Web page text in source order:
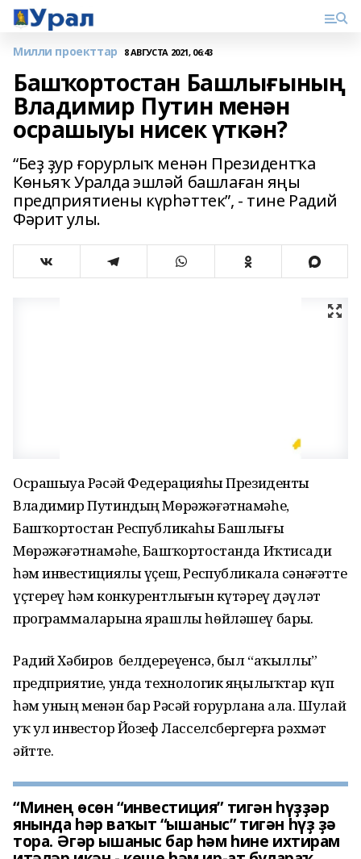
Милли проекттар 8 АВГУСТА 2021, 06:43
Башҡортостан Башлығының
Владимир Путин менән
осрашыуы нисек үткән?
“Беҙ ҙур ғорурлыҡ менән Президентҡа
Көньяҡ Уралда эшләй башлаған яңы
предприятиены күрһәттек”, - тине Радий
Фәрит улы.
Осрашыуҙа Рәсәй Федерацияһы Президенты
Владимир Путиндың Мѳрәжәғәтнамәһе,
Башҡортостан Республикаһы Башлығы
Мѳрәжәғәтнамәһе, Башҡортостанда Иҡтисади
һәм инвестициялы үҫеш, Республикала сәнәғәтте
үҫтереү һәм конкурентлығын күтәреү дәүләт
программаларына ярашлы һѳйләшеү барҙы.
Радий Хәбиров белдереүенсә, был “аҡыллы”
предприятие, унда технологик яңылыҡтар күп
һәм уның менән бар Рәсәй ғорурлана ала. Шулай
уҡ ул инвестор Йозеф Ласселсбергерға рәхмәт
әйтте.
“Минең өсөн “инвестиция” тигән һүҙҙәр
янында һәр ваҡыт “ышаныс” тигән һүҙ ҙә
тора. Әгәр ышаныс бар һәм һине ихтирам